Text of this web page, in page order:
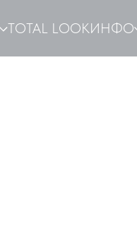
TOTAL LOOKИНФО